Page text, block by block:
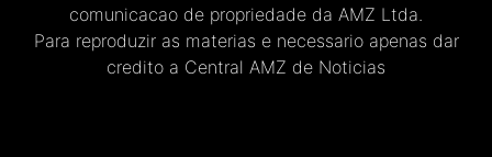
comunicacao de propriedade da AMZ Ltda.
Para reproduzir as materias e necessario apenas dar
credito a Central AMZ de Noticias